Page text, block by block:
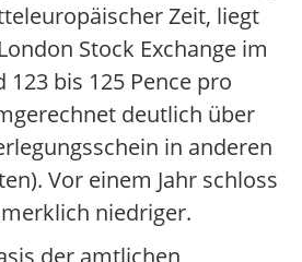
Zeit, liegt
Stock Exchange im
123 bis 125 Pence pro
deutlich über
in anderen
Vor einem Jahr schloss
niedriger.